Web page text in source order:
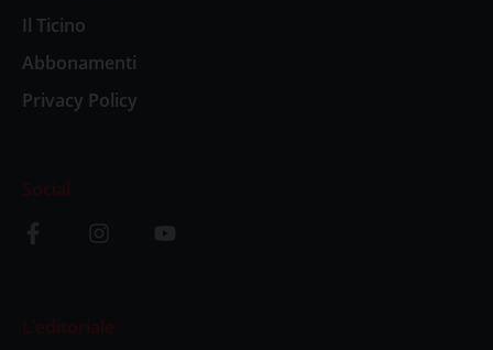
Il Ticino
Abbonamenti
Privacy Policy
Social
L’editoriale